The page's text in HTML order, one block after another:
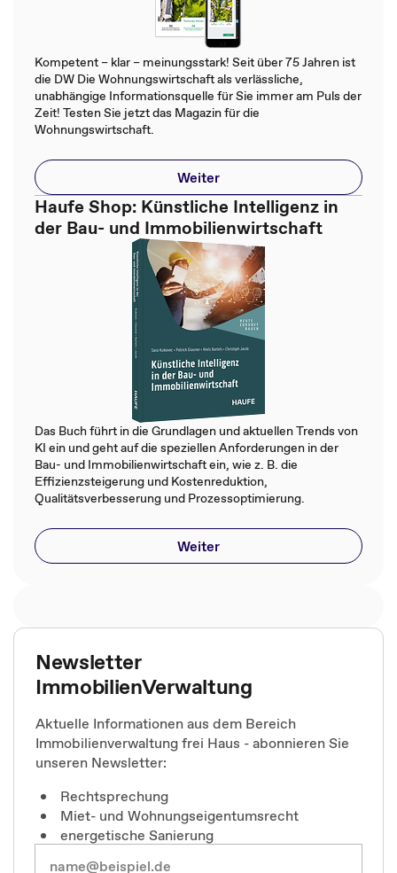
Kompetent – klar – meinungsstark! Seit über 75 Jahren ist
die DW Die Wohnungswirtschaft als verlässliche,
unabhängige Informationsquelle für Sie immer am Puls der
Zeit! Testen Sie jetzt das Magazin für die
Wohnungswirtschaft.
Weiter
Haufe Shop: Künstliche Intelligenz in
der Bau- und Immobilienwirtschaft
Das Buch führt in die Grundlagen und aktuellen Trends von
KI ein und geht auf die speziellen Anforderungen in der
Bau- und Immobilienwirtschaft ein, wie z. B. die
Effizienzsteigerung und Kostenreduktion,
Qualitätsverbesserung und Prozessoptimierung.
Weiter
Newsletter
ImmobilienVerwaltung
Aktuelle Informationen aus dem Bereich
Immobilienverwaltung frei Haus - abonnieren Sie
unseren Newsletter:
Rechtsprechung
Miet- und Wohnungseigentumsrecht
energetische Sanierung